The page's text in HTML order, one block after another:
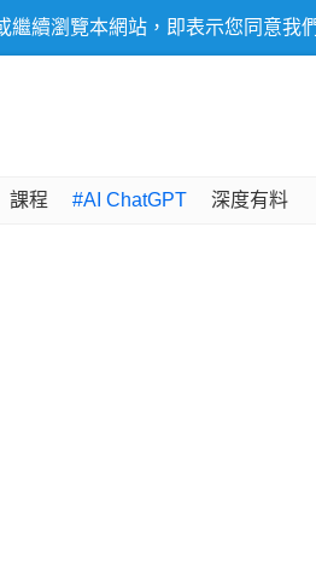
繼續瀏覽本網站，即表示您同意我
課程 #AI ChatGPT 深度有料